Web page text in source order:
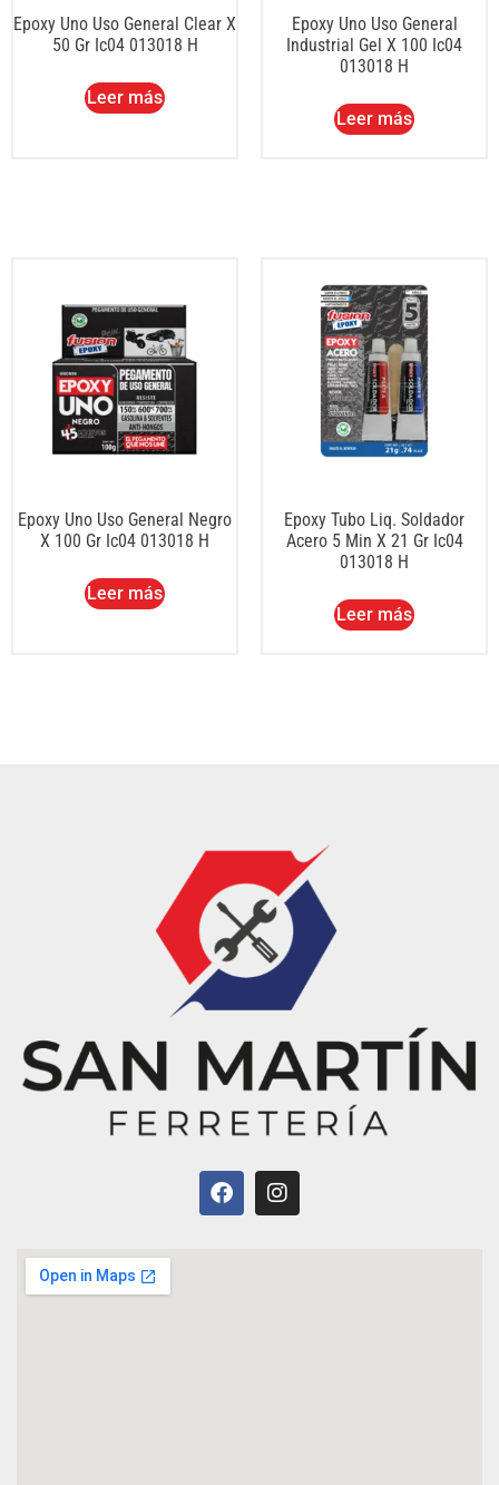
Epoxy Uno Uso General Clear X
50 Gr Ic04 013018 H
Leer más
Epoxy Uno Uso General
Industrial Gel X 100 Ic04
013018 H
Leer más
Epoxy Uno Uso General Negro
X 100 Gr Ic04 013018 H
Leer más
Epoxy Tubo Liq. Soldador
Acero 5 Min X 21 Gr Ic04
013018 H
Leer más